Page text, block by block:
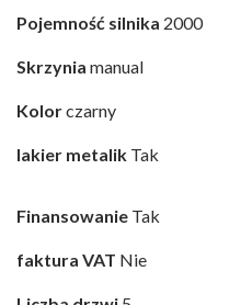
Pojemność silnika 2000
Skrzynia manual
Kolorczarny
lakier metalik Tak
Finansowanie Tak
faktura VAT Nie